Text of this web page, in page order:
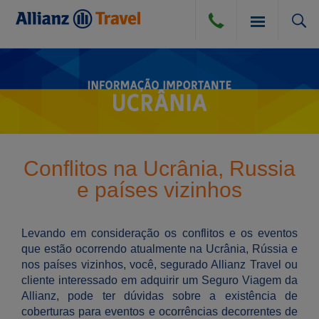
SEGURO VIAGEM
SEGURO VIAGEM TERRESTRE
CANCELAMENTO POR DIVERSAS CAUSAS
BLOG
COMPRA DE CÂMBIO
PERGUNTAS FREQUENTES
ATENDIMENTO
INSTITUCIONAL
Conflitos na Ucrânia, Russia
e países vizinhos
Levando em consideração os conflitos e os eventos
que estão ocorrendo atualmente na Ucrânia, Rússia e
nos países vizinhos, você, segurado Allianz Travel ou
cliente interessado em adquirir um Seguro Viagem da
Allianz, pode ter dúvidas sobre a existência de
coberturas para eventos e ocorrências decorrentes de